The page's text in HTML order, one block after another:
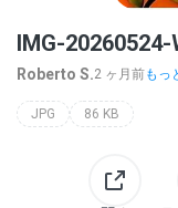
IMG-
Roberto S.2 ヶ月前もっ
JPG 86 KB